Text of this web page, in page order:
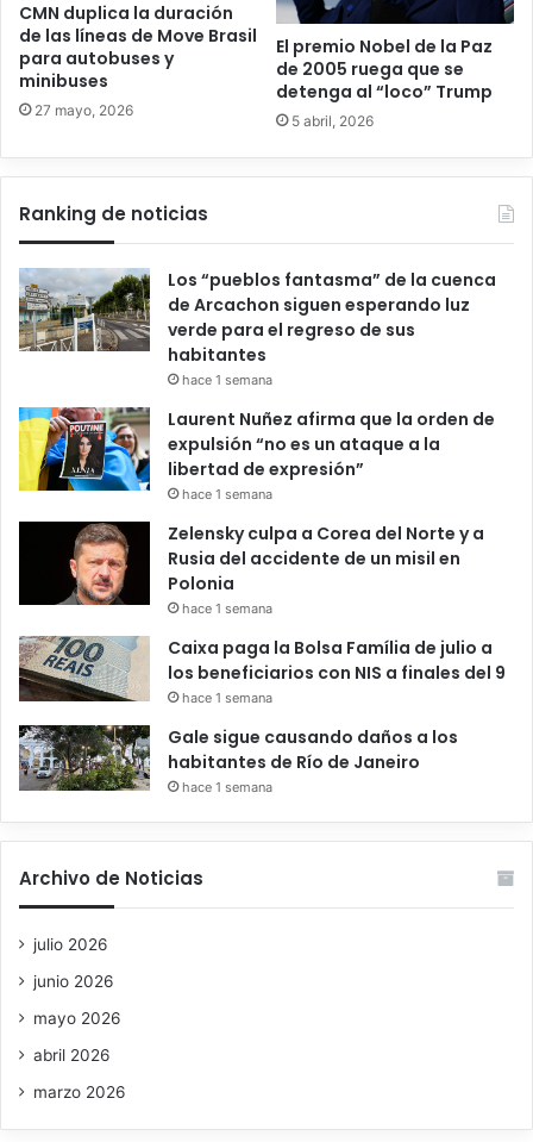
CMN duplica la duración
de las líneas de Move Brasil
para autobuses y
minibuses
27 mayo, 2026
El premio Nobel de la Paz
de 2005 ruega que se
detenga al “loco” Trump
5 abril, 2026
Ranking de noticias
Los “pueblos fantasma” de la cuenca
de Arcachon siguen esperando luz
verde para el regreso de sus
habitantes
hace 1 semana
Laurent Nuñez afirma que la orden de
expulsión “no es un ataque a la
libertad de expresión”
hace 1 semana
Zelensky culpa a Corea del Norte y a
Rusia del accidente de un misil en
Polonia
hace 1 semana
Caixa paga la Bolsa Família de julio a
los beneficiarios con NIS a finales del 9
hace 1 semana
Gale sigue causando daños a los
habitantes de Río de Janeiro
hace 1 semana
Archivo de Noticias
julio 2026
junio 2026
mayo 2026
abril 2026
marzo 2026